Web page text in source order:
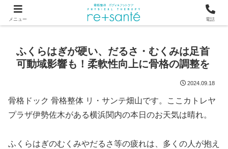
つらい首・肩こり・腰の痛みは、骨から見直す横浜市関内の整体
ふくらはぎが硬い、だるさ・むくみは足首
可動域影響も！柔軟性向上に骨格の調整を
2024.09.18
骨格ドック 骨格整体 リ・サンテ畑山です。ここカトレヤ
プラザ伊勢佐木がある横浜関内の本日のお天気は晴れ。
ふくらはぎのむくみやだるさ等の疲れは、多くの人が抱え
メニュー 電話